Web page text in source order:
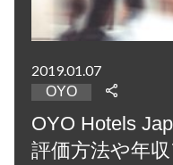
2019.01.07
OYO
OYO Hotels
評価方法や年